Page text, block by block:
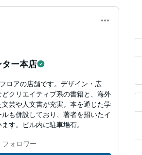
ー本店
ロアの店舗です。デザイン・広
クリエイティブ系の書籍と、海外
芸や人文書が充実。本を通じた学
も併設しており、著者を招いたイ
す。ビル内に駐車場有。
フォロワー